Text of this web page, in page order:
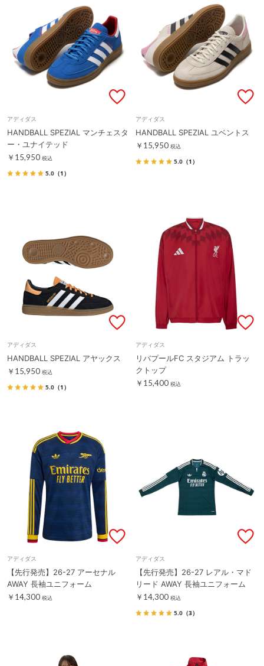
アディダス
HANDBALL SPEZIAL マンチェスタ
ー・ユナイテッド
￥15,950 税込
5.0 （1）
アディダス
HANDBALL SPEZIAL ユベントス
￥15,950 税込
5.0 （1）
アディダス
HANDBALL SPEZIAL アヤックス
￥15,950 税込
5.0 （1）
アディダス
リバプールFC スタジアム トラッ
クトップ
￥15,400 税込
アディダス
【先行発売】26-27 アーセナル
AWAY 長袖ユニフォーム
￥14,300 税込
アディダス
【先行発売】26-27 レアル・マド
リード AWAY 長袖ユニフォーム
￥14,300 税込
5.0 （3）